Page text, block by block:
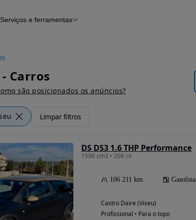
Serviços e ferramentas
Carros
são posicionados os anúncios?
Limpar filtros
DS DS3 1.6 THP Performance
1598 cm3 • 208 cv
106 211 km Gasolina
Castro Daire (Viseu)
Profissional • Para o topo